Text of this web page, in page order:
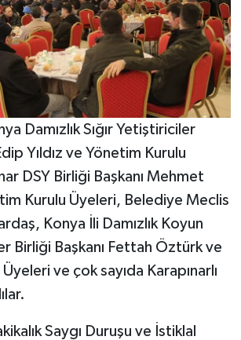
Damızlık Sığır Yetiştiriciler
Yıldız ve Yönetim Kurulu
DSY Birliği Başkanı Mehmet
Kurulu Üyeleri, Belediye Meclis
Konya İli Damızlık Koyun
Birliği Başkanı Fettah Öztürk ve
ve çok sayıda Karapınarlı
Saygı Duruşu ve İstiklal